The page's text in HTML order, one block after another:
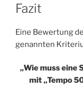
Fazit
Eine Bewertung
genannten
„Wie muss eine
mit „Tempo